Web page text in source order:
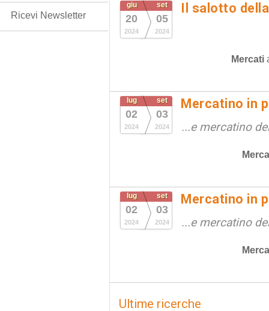
giu
20
2024
set
05
2024
Il salotto
Mercati
lug
02
2024
set
03
2024
Mercatino in
...e mercatino
lug
02
2024
set
03
2024
Mercatino in
...e mercatino
Ultime ricerche
Ricevi Newsletter